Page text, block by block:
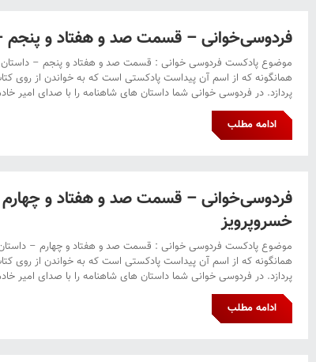
فردوسی‌خوانی – قسمت صد و هفتاد و پنجم
موضوع پادکست فردوسی خوانی : قسمت صد و هفتاد و پنجم –
همانگونه که از اسم آن پیداست پادکستی است که به خواندن از روی
پردازد. در فردوسی خوانی شما داستان های شاهنامه را با صدای امیر
ادامه مطلب
فردوسی‌خوانی – قسمت صد و هفتاد و چهارم
خسروپرویز
موضوع پادکست فردوسی خوانی : قسمت صد و هفتاد و چهارم –
همانگونه که از اسم آن پیداست پادکستی است که به خواندن از روی
پردازد. در فردوسی خوانی شما داستان های شاهنامه را با صدای امیر
ادامه مطلب